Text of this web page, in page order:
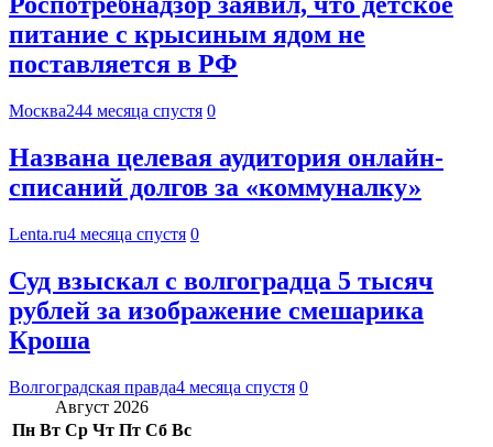
питание с крысиным ядом не
поставляется в РФ
Москва244 месяца спустя 0
Названа целевая аудитория онлайн-
списаний долгов за «коммуналку»
Lenta.ru4 месяца спустя 0
Суд взыскал с волгоградца 5 тысяч
рублей за изображение смешарика
Кроша
Волгоградская правда4 месяца спустя 0
Август 2026
Пн Вт Ср Чт Пт Сб Вс